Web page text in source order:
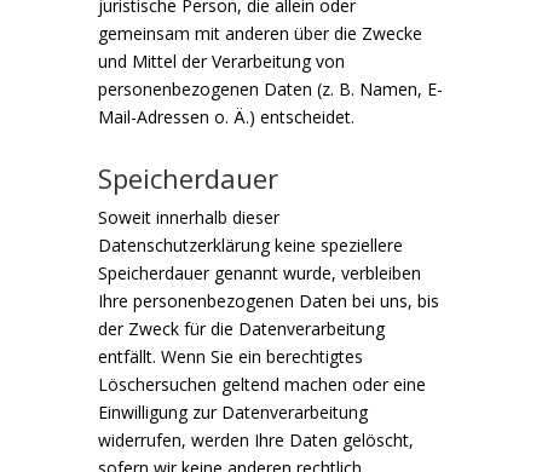
juristische Person, die allein oder
gemeinsam mit anderen über die Zwecke
und Mittel der Verarbeitung von
personenbezogenen Daten (z. B. Namen, E-
Mail-Adressen o. Ä.) entscheidet.
Speicherdauer
Soweit innerhalb dieser
Datenschutzerklärung keine speziellere
Speicherdauer genannt wurde, verbleiben
Ihre personenbezogenen Daten bei uns, bis
der Zweck für die Datenverarbeitung
entfällt. Wenn Sie ein berechtigtes
Löschersuchen geltend machen oder eine
Einwilligung zur Datenverarbeitung
widerrufen, werden Ihre Daten gelöscht,